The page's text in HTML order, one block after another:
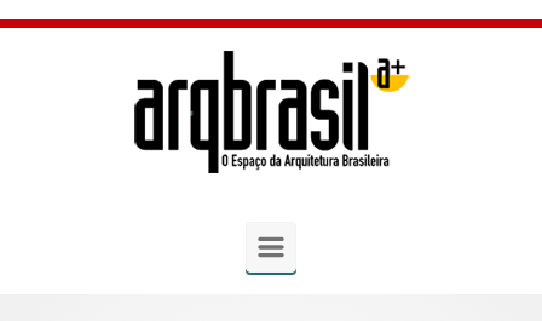
Skip to main content